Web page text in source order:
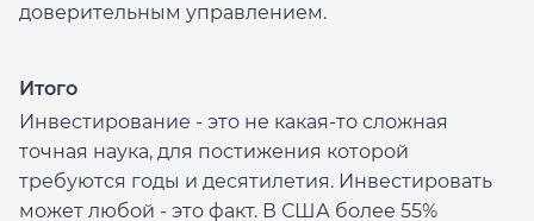
доверительным управлением.
Итого
Инвестирование - это не какая-то сложная
точная наука, для постижения которой
требуются годы и десятилетия. Инвестировать
может любой - это факт. В США более 55%